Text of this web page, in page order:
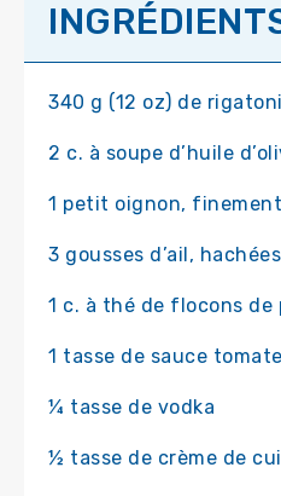
340 g (12 oz) de
2 c. à soupe d’huile
1 petit oignon,
3 gousses d’ail,
1 c. à thé de flocons de
1 tasse de sauce tomate
¼ tasse de vodka
½ tasse de crème de